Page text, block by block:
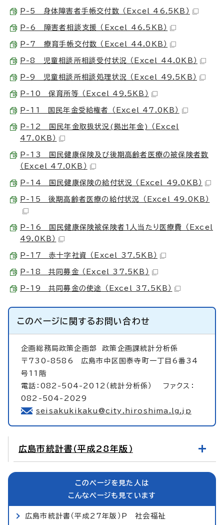
P-5 身体障害者手帳交付数 （Excel 46.5KB）
P-6 障害者相談支援 （Excel 46.5KB）
P-7 療育手帳交付数 （Excel 44.0KB）
P-8 児童相談所相談受付状況 （Excel 44.0KB）
P-9 児童相談所相談処理状況 （Excel 49.5KB）
P-10 保育所等 （Excel 49.5KB）
P-11 国民年金受給権者 （Excel 47.0KB）
P-12 国民年金取扱状況(拠出年金) （Excel
47.0KB）
P-13 国民健康保険及び後期高齢者医療の被保険者数
（Excel 47.0KB）
P-14 国民健康保険の給付状況 （Excel 49.0KB）
P-15 後期高齢者医療の給付状況 （Excel 49.0KB）
P-16 国民健康保険被保険者1人当たり医療費 （Excel
49.0KB）
P-17 赤十字社資 （Excel 37.5KB）
P-18 共同募金 （Excel 37.5KB）
P-19 共同募金の使途 （Excel 37.5KB）
このページに関するお問い合わせ
企画総務局政策企画部政策企画課統計分析係
〒730-8586 広島市中区国泰寺町一丁目6番34
号11階
電話：082-504-2012（統計分析係） ファクス：
082-504-2029
seisakukikaku@city.hiroshima.lg.jp
広島市統計書（平成28年版）
このページを見た人は
こんなページも見ています
広島市統計書（平成27年版）P 社会福祉